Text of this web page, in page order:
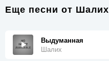
Еще песни от Шалих
Выдуманная
Шалих